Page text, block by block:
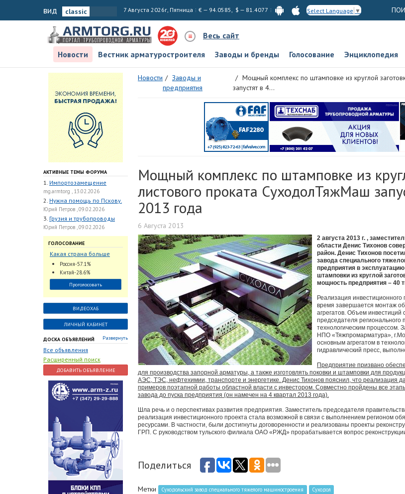
вид 7 Августа 2026г, Пятница € — 94.0585, $ — 81.4077 Select Language ▼
Весь сайт
Новости
Вестник арматуростроителя Заводы и бренды Голосование Энциклопедия
АКТИВНЫЕ ТЕМЫ ФОРУМА
1. Импортозамещение
mg.armtorg , 13.02.2026
2. Нужна помощь по Пскову.
Юрий Петров , 09.02.2026
3. Грузия и трубопроводы
Юрий Петров , 09.02.2026
ГОЛОСОВАНИЕ
Какая страна больше
всего поставляет
трубопроводную
арматуру в химическую
отрасль?
Россия-57.1%
Китай-28.6%
Проголосовать
ВИДЕОХАБ
ЛИЧНЫЙ КАБИНЕТ
ДОСКА ОБЪЯВЛЕНИЙ Развернуть
Все объявления
Расширенный поиск
ДОБАВИТЬ ОБЪЯВЛЕНИЕ
Новости
Заводы и
предприятия
Мощный комплекс по штамповке из круглой
запустят в 4...
Мощный комплекс по штамповке из
листового проката СуходолТяжМаш
2013 года
6 Августа 2013
2 августа 2013 г. ,
области Денис Тихонов
район. Денис Тихонов
завода специального
предприятия в
штамповки из круглой
мощность предприятия – 40
Реализация инвестиционного
время завершается монтаж
агрегатов. Объем инвестиций
председателя регионального
технологическим процессом.
НПО «Тяжпромарматура»,
основным агрегатом в
гидравлический пресс,
Предприятие призвано
для производства запорной арматуры, а также изготовлять поковки и штамповки для
АЭС, ТЭС, нефтехимии, транспорте и энергетике. Денис Тихонов пояснил, что реализация
примеров поэтапной работы областной власти с инвестором. Совместно пройдены все
завода до пуска предприятия (он намечен на 4 квартал 2013 года).
Шла речь и о перспективах развития предприятия. Заместитель председателя
реализация инвестиционного проекта стала возможной в связи с выполнением регионом
ресурсами. В частности, были достигнуты договоренности и реализованы проекты
ГРП. С руководством тульского филиала ОАО «РЖД» прорабатывается вопрос
Поделиться
Метки Суходольский завод специального тяжелого машиностроения Суходол